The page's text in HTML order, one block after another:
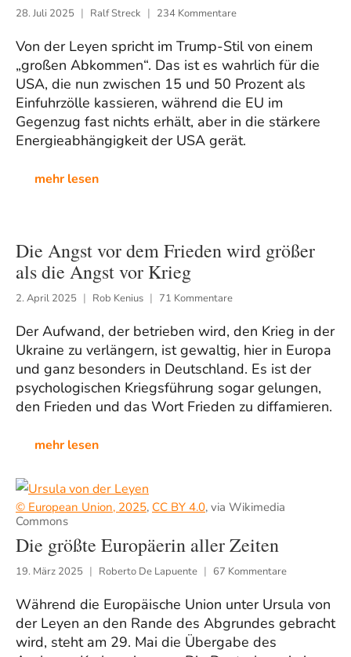
28. Juli 2025 Ralf Streck 234 Kommentare
Von der Leyen spricht im Trump-Stil von einem
„großen Abkommen“. Das ist es wahrlich für die
USA, die nun zwischen 15 und 50 Prozent als
Einfuhrzölle kassieren, während die EU im
Gegenzug fast nichts erhält, aber in die stärkere
Energieabhängigkeit der USA gerät.
mehr lesen
Die Angst vor dem Frieden wird größer
als die Angst vor Krieg
2. April 2025 Rob Kenius 71 Kommentare
Der Aufwand, der betrieben wird, den Krieg in der
Ukraine zu verlängern, ist gewaltig, hier in Europa
und ganz besonders in Deutschland. Es ist der
psychologischen Kriegsführung sogar gelungen,
den Frieden und das Wort Frieden zu diffamieren.
mehr lesen
© European Union, 2025, CC BY 4.0, via Wikimedia
Commons
Die größte Europäerin aller Zeiten
19. März 2025 Roberto De Lapuente 67 Kommentare
Während die Europäische Union unter Ursula von
der Leyen an den Rande des Abgrundes gebracht
wird, steht am 29. Mai die Übergabe des